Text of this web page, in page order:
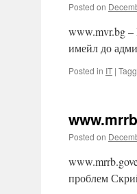
Posted on
www.mvr.bg
имейл до
Posted in IT |
Posted on
проблем